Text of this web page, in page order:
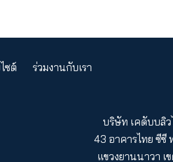
เฉพาะภายในเขตอำนาจทางก
ลี่ยนแปลงได้โดยไม่ต้องแจ้งให้ท
บไซต์นี้มีความเหมาะสมหรืออา